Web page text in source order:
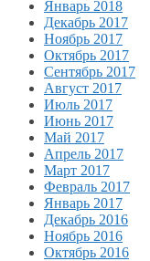
Январь 2018
Декабрь 2017
Ноябрь 2017
Октябрь 2017
Сентябрь 2017
Август 2017
Июль 2017
Июнь 2017
Май 2017
Апрель 2017
Март 2017
Февраль 2017
Январь 2017
Декабрь 2016
Ноябрь 2016
Октябрь 2016